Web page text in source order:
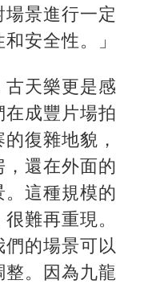
景進行一定
安全性。」
天樂更是感
成豐片場拍
復雜地貌，
還在外面的
這種規模的
難再重現。
的場景可以
整。因為九龍